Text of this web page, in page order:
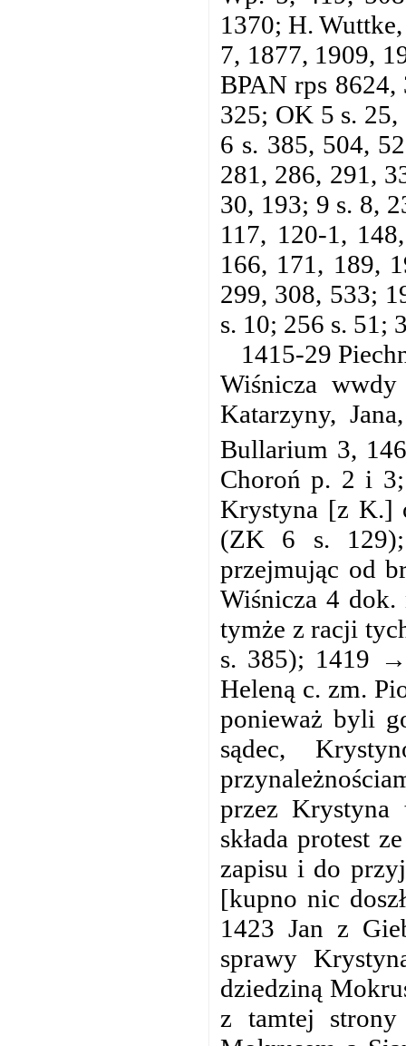
1370; H.
7, 1877, 1909,
BPAN rps
325; OK 5 s.
6 s. 385, 504,
281, 286, 291,
30, 193; 9 s. 8,
117, 120-1,
166, 171, 189,
299, 308, 533;
s. 10; 256 s. 51;
1415-29
Wiśnicza
Katarzyny,
Bullarium 3,
Choroń p. 2 i
Krystyna [z K.]
(ZK 6 s.
przejmując od
Wiśnicza 4 dok.
tymże z racji
s. 385); 1419 →
Heleną c. zm.
ponieważ byli
sądec,
przez
składa protest
zapisu i do
[kupno nic
1423 Jan z
sprawy
dziedziną
z tamtej